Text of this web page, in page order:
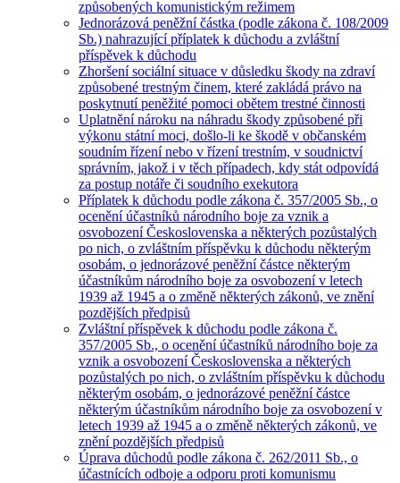
způsobených komunistickým režimem
Jednorázová peněžní částka (podle zákona č. 108/2009
Sb.) nahrazující příplatek k důchodu a zvláštní
příspěvek k důchodu
Zhoršení sociální situace v důsledku škody na zdraví
způsobené trestným činem, které zakládá právo na
poskytnutí peněžité pomoci obětem trestné činnosti
Uplatnění nároku na náhradu škody způsobené při
výkonu státní moci, došlo-li ke škodě v občanském
soudním řízení nebo v řízení trestním, v soudnictví
správním, jakož i v těch případech, kdy stát odpovídá
za postup notáře či soudního exekutora
Příplatek k důchodu podle zákona č. 357/2005 Sb., o
ocenění účastníků národního boje za vznik a
osvobození Československa a některých pozůstalých
po nich, o zvláštním příspěvku k důchodu některým
osobám, o jednorázové peněžní částce některým
účastníkům národního boje za osvobození v letech
1939 až 1945 a o změně některých zákonů, ve znění
pozdějších předpisů
Zvláštní příspěvek k důchodu podle zákona č.
357/2005 Sb., o ocenění účastníků národního boje za
vznik a osvobození Československa a některých
pozůstalých po nich, o zvláštním příspěvku k důchodu
některým osobám, o jednorázové peněžní částce
některým účastníkům národního boje za osvobození v
letech 1939 až 1945 a o změně některých zákonů, ve
znění pozdějších předpisů
Úprava důchodů podle zákona č. 262/2011 Sb., o
účastnících odboje a odporu proti komunismu